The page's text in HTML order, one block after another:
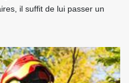
il suffit de lui passer un